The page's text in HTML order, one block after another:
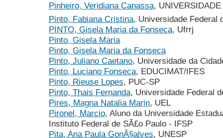
Pinheiro, Veridiana Canassa, UNIVERSIDADE
Pinto, Fabiana Cristina, Universidade Federal
PINTO, Gisela Maria da Fonseca, Ufrrj
Pinto, Gisela Maria
Pinto, Gisela Maria da Fonseca
Pinto, Juliano Caetano, Universidade da
Pinto, Luciano Fonseca, EDUCIMAT/IFES
Pinto, Rieuse Lopes, PUC-SP
Pinto, Thais Fernanda, Universidade Federal
Pires, Magna Natalia Marin, UEL
Pironel, Marcio, Aluno da Universidade
Instituto Federal de SÃ£o Paulo - IFSP
Pita, Ana Paula GonÃ§alves, UNESP